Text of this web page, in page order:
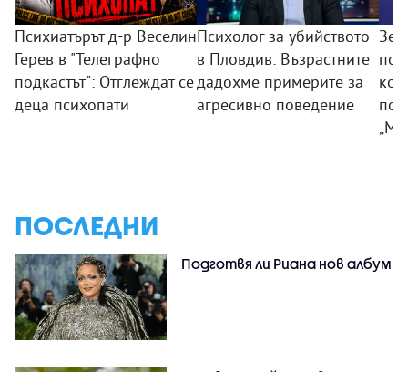
Психиатърът д-р Веселин
Герев в "Телеграфно
подкастът": Отглеждат се
деца психопати
Психолог за убийството
в Пловдив: Възрастните
дадохме примерите за
агресивно поведение
ПОСЛЕДНИ
Подготвя ли Риана нов албум